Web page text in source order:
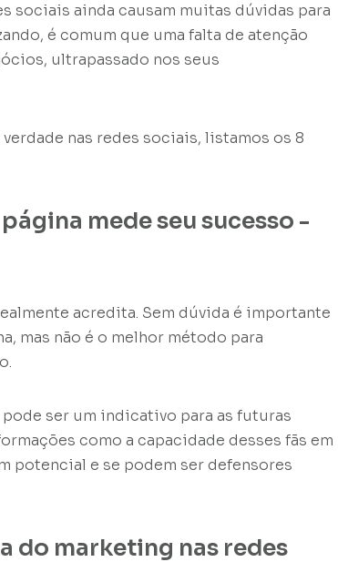
sociais ainda causam muitas dúvidas para
é comum que uma falta de atenção
ultrapassado nos seus
nas redes sociais, listamos os 8
mede seu sucesso -
acredita. Sem dúvida é importante
mas não é o melhor método para
ser um indicativo para as futuras
como a capacidade desses fãs em
potencial e se podem ser defensores
do marketing nas redes